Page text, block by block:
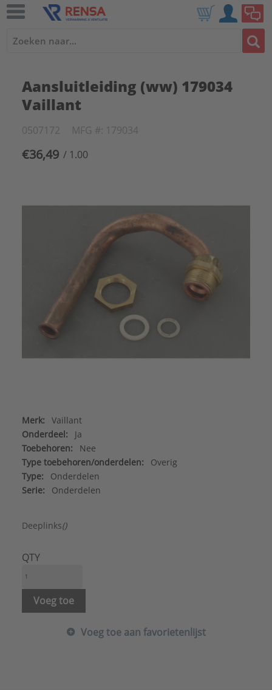
Aansluitleiding (ww) 179034
Vaillant
0507172 MFG #: 179034
€36,49 / 1.00
Merk:
Vaillant
Onderdeel:
Ja
Toebehoren:
Nee
Type toebehoren/onderdelen:
Overig
Type:
Onderdelen
Serie:
Onderdelen
Deeplinks()
QTY
Voeg toe
Voeg toe aan favorietenlijst